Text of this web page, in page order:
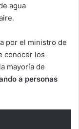
agua
por el ministro de
conocer los
mayoría de
a personas